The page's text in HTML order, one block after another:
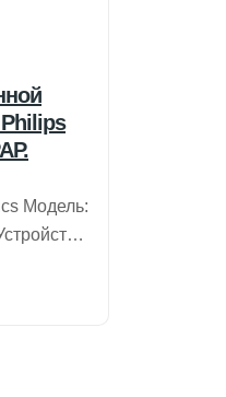
Модель:
A40
в